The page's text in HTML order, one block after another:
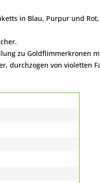
in Blau, Purpur und
zu
durchzogen von